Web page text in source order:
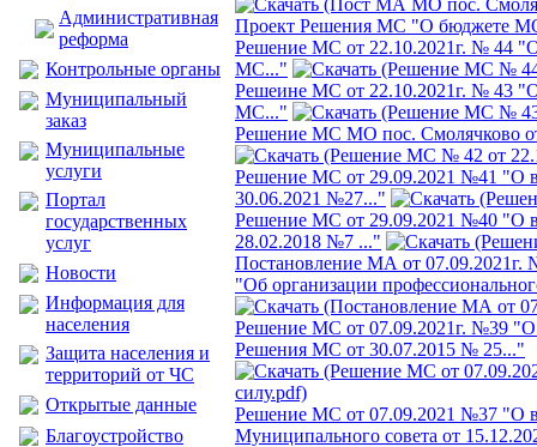
Административная
реформа
Контрольные органы
Муниципальный
заказ
Муниципальные
услуги
Портал
государственных
услуг
Новости
Информация для
населения
Защита населения и
территорий от ЧС
Открытые данные
Благоустройство
Проект Решения МС "О бюджете
Решение МС от 22.10.2021г. № 44
МС..."
Решеине МС от 22.10.2021г. № 43
МС..."
Решение МС МО пос. Смолячково
Решение МС от 29.09.2021 №41 "О
30.06.2021 №27..."
Решение МС от 29.09.2021 №40 "О
28.02.2018 №7 ..."
Постановление МА от
"Об организации
Решение МС от 07.09.2021г. №39
Решения МС от 30.07.2015 № 25..."
Решение МС от 07.09.2021 №37 "О
Муниципального совета от